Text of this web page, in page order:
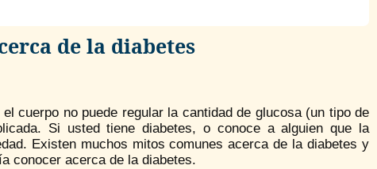
de la diabetes
cuerpo no puede regular la cantidad de glucosa (un tipo de
Si usted tiene diabetes, o conoce a alguien que la
Existen muchos mitos comunes acerca de la diabetes y
conocer acerca de la diabetes.